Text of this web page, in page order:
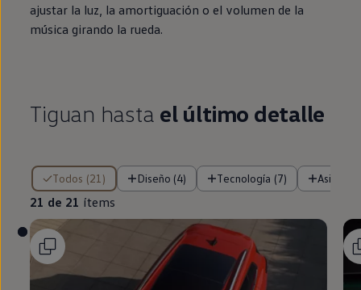
ajustar la luz, la amortiguación o el volumen de la
música girando la rueda.
Tiguan hasta el último detalle
Todos (21) Diseño (4) Tecnología (7)
21 de 21 ítems
21 de 21 ítems